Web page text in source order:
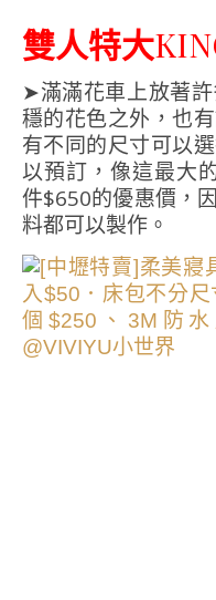
雙人特大
➤滿滿花車上放著
穩的花色之外，也
有不同的尺寸可以
以預訂，像這最大
件$650的優惠價，
料都可以製作。